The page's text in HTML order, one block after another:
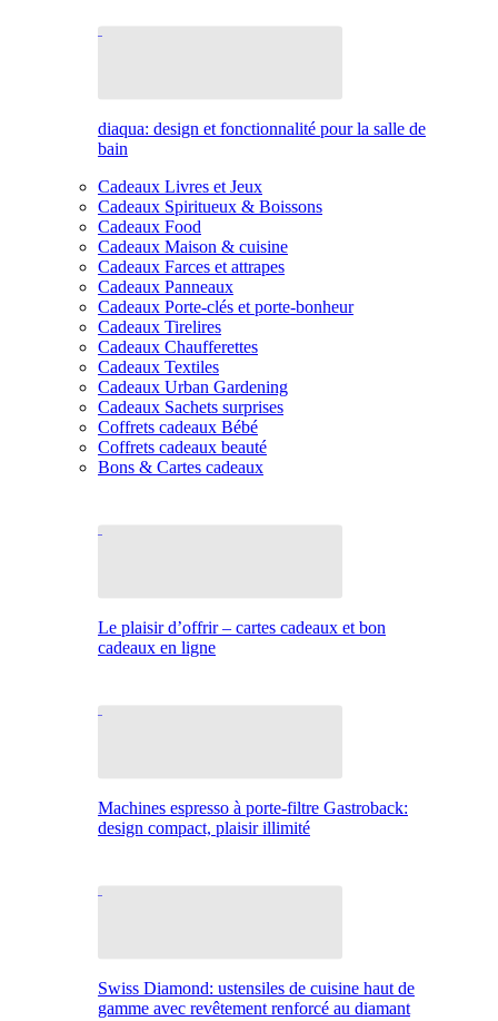
diaqua: design et fonctionnalité pour la salle de
bain
Cadeaux Livres et Jeux
Cadeaux Spiritueux & Boissons
Cadeaux Food
Cadeaux Maison & cuisine
Cadeaux Farces et attrapes
Cadeaux Panneaux
Cadeaux Porte-clés et porte-bonheur
Cadeaux Tirelires
Cadeaux Chaufferettes
Cadeaux Textiles
Cadeaux Urban Gardening
Cadeaux Sachets surprises
Coffrets cadeaux Bébé
Coffrets cadeaux beauté
Bons & Cartes cadeaux
Le plaisir d’offrir – cartes cadeaux et bon
cadeaux en ligne
Machines espresso à porte-filtre Gastroback:
design compact, plaisir illimité
Swiss Diamond: ustensiles de cuisine haut de
gamme avec revêtement renforcé au diamant